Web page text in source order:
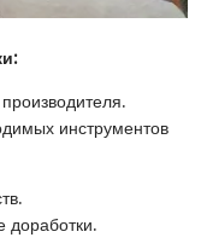
инструментов
доработки.